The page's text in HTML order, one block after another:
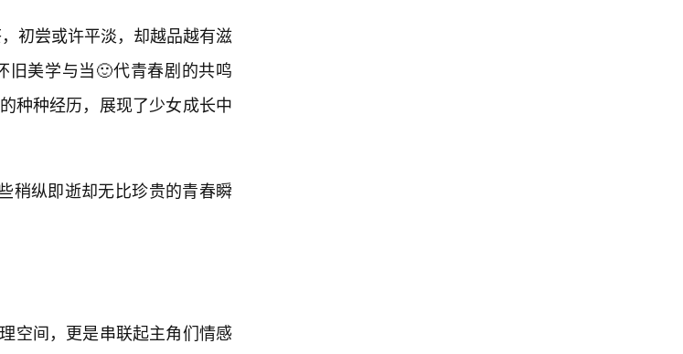
初尝或许平淡，却越品越有滋
旧美学与当🙂代青春剧的共鸣
种种经历，展现了少女成长中
稍纵即逝却无比珍贵的青春瞬
空间，更是串联起主角们情感